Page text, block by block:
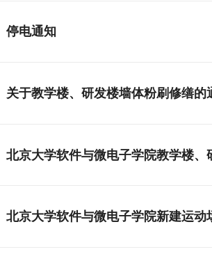
停电通知
关于教学楼、研发楼墙体粉刷修缮的
北京大学软件与微电子学院教学楼
北京大学软件与微电子学院新建运动